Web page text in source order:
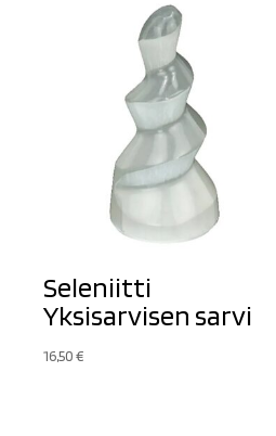
Seleniitti
Yksisarvisen sarvi
16,50€